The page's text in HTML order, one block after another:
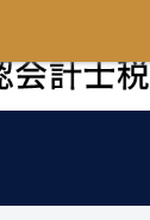
の税理士｜開業支援